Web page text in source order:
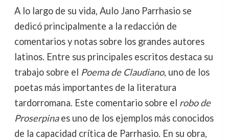
A lo largo de su vida, Aulo Jano Parrhasio se
dedicó principalmente a la redacción de
comentarios y notas sobre los grandes autores
latinos. Entre sus principales escritos destaca su
trabajo sobre el Poema de Claudiano, uno de los
poetas más importantes de la literatura
tardorromana. Este comentario sobre el robo de
Proserpinaes uno de los ejemplos más conocidos
de la capacidad crítica de Parrhasio. En su obra,